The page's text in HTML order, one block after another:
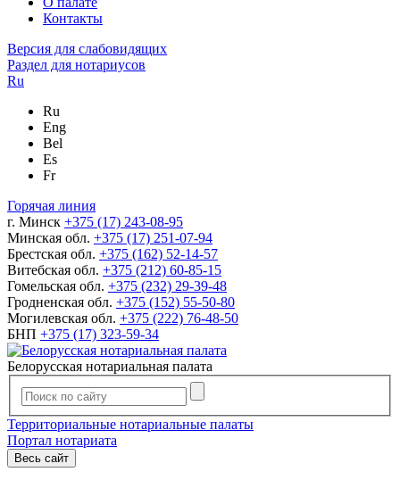
Контакты
Версия для слабовидящих
Раздел для нотариусов
Ru
Ru
Eng
Bel
Es
Fr
Горячая линия
г. Минск +375 (17) 243-08-95
Минская обл. +375 (17) 251-07-94
Брестская обл. +375 (162) 52-14-57
Витебская обл. +375 (212) 60-85-15
Гомельская обл. +375 (232) 29-39-48
Гродненская обл. +375 (152) 55-50-80
Могилевская обл. +375 (222) 76-48-50
БНП +375 (17) 323-59-34
Белорусская нотариальная палата
Территориальные нотариальные палаты
Портал нотариата
Весь сайт